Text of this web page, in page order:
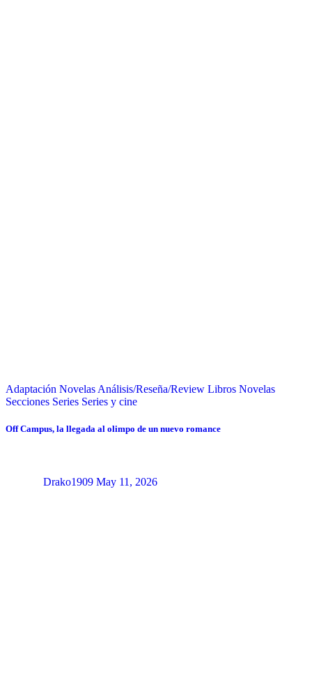
Adaptación Novelas Análisis/Reseña/Review Libros Novelas
Secciones Series Series y cine
Off Campus, la llegada al olimpo de un nuevo romance
Drako1909 May 11, 2026